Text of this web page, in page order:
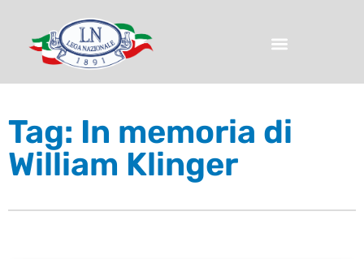
Tag: In memoria di
William Klinger